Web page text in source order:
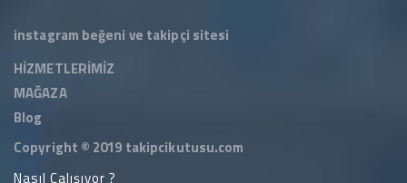
instagram beğeni ve takipçi sitesi
HİZMETLERİMİZ
MAĞAZA
Blog
Copyright © 2019 takipcikutusu.com
Nasıl Çalışıyor ?